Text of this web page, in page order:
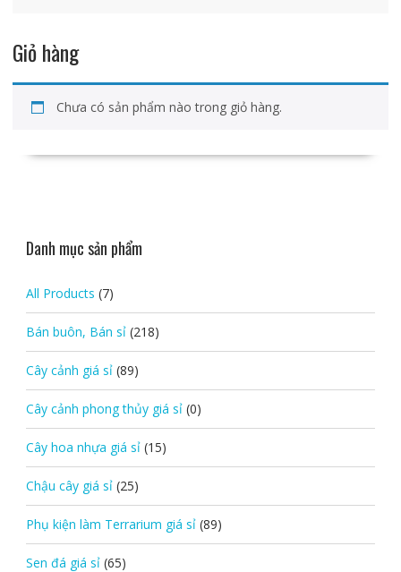
Giỏ hàng
Chưa có sản phẩm nào trong giỏ hàng.
Danh mục sản phẩm
All Products (7)
Bán buôn, Bán sỉ (218)
Cây cảnh giá sỉ (89)
Cây cảnh phong thủy giá sỉ (0)
Cây hoa nhựa giá sỉ (15)
Chậu cây giá sỉ (25)
Phụ kiện làm Terrarium giá sỉ (89)
Sen đá giá sỉ (65)